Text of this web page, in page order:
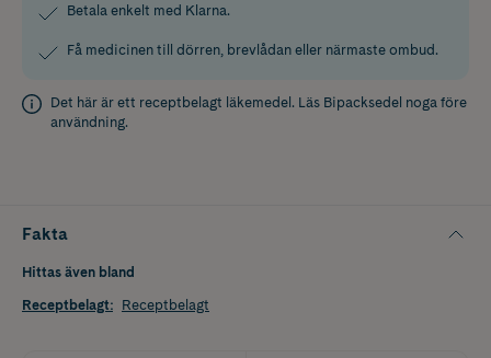
Betala enkelt med Klarna.
Få medicinen till dörren, brevlådan eller närmaste ombud.
Det här är ett receptbelagt läkemedel. Läs Bipacksedel noga före
användning.
Fakta
Hittas även bland
Receptbelagt: Receptbelagt